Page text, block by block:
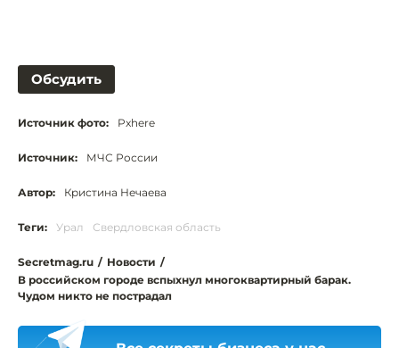
Обсудить
Источник фото: Pxhere
Источник: МЧС России
Автор: Кристина Нечаева
Теги: Урал Свердловская область
Secretmag.ru / Новости /
В российском городе вспыхнул многоквартирный барак.
Чудом никто не пострадал